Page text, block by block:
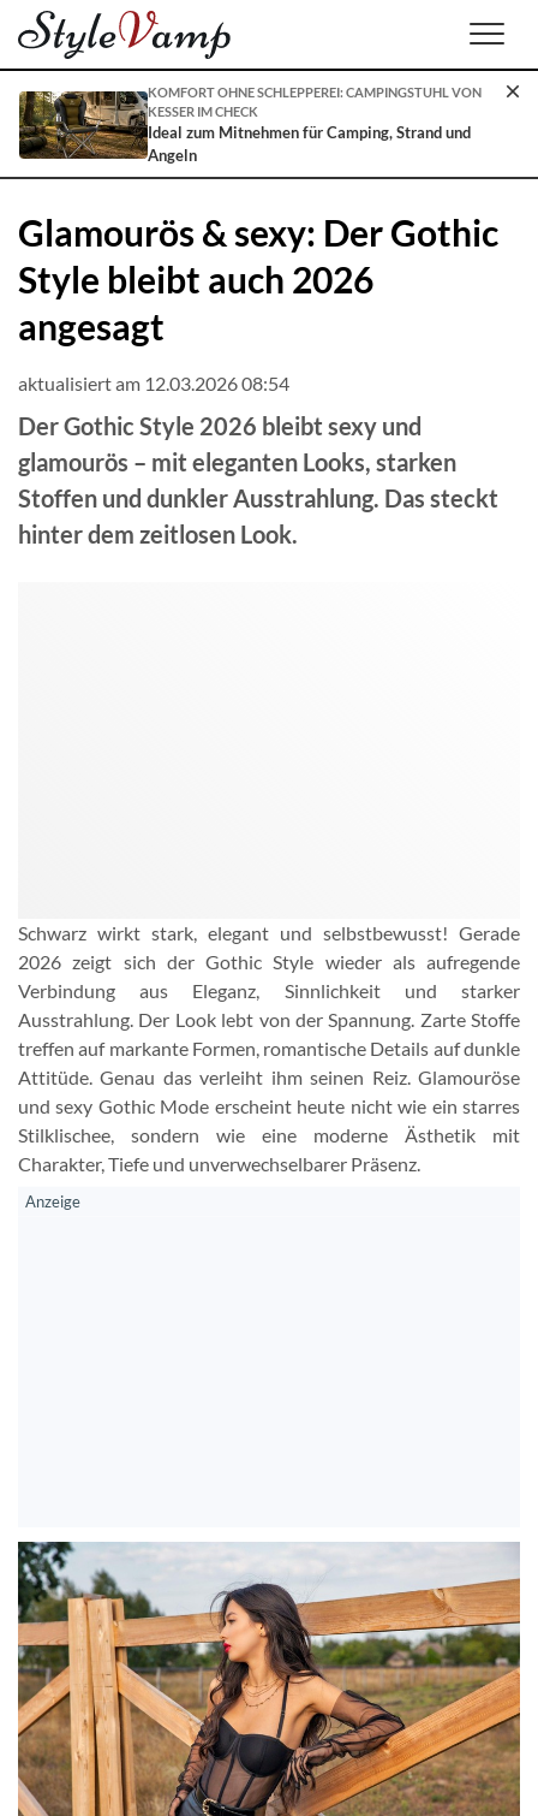
KOMFORT OHNE SCHLEPPEREI: CAMPINGSTUHL VON
KESSER IM CHECK
Ideal zum Mitnehmen für Camping, Strand und
Angeln
Glamourös & sexy: Der Gothic
Style bleibt auch 2026
angesagt
aktualisiert am 12.03.2026 08:54
Der Gothic Style 2026 bleibt sexy und
glamourös – mit eleganten Looks, starken
Stoffen und dunkler Ausstrahlung. Das steckt
hinter dem zeitlosen Look.
Schwarz wirkt stark, elegant und selbstbewusst! Gerade
2026 zeigt sich der Gothic Style wieder als aufregende
Verbindung aus Eleganz, Sinnlichkeit und starker
Ausstrahlung. Der Look lebt von der Spannung. Zarte Stoffe
treffen auf markante Formen, romantische Details auf dunkle
Attitüde. Genau das verleiht ihm seinen Reiz. Glamouröse
und sexy Gothic Mode erscheint heute nicht wie ein starres
Stilklischee, sondern wie eine moderne Ästhetik mit
Charakter, Tiefe und unverwechselbarer Präsenz.